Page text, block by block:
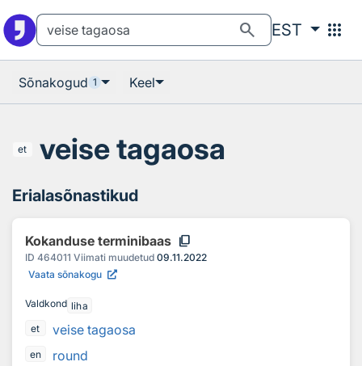
search EST apps
Sõnakogud 1 Keel
et veise tagaosa
Erialasõnastikud
Kokanduse terminibaas content_copy
ID 464011 Viimati muudetud 09.11.2022
Vaata sõnakogu
Valdkond liha
et
veise tagaosa
en round